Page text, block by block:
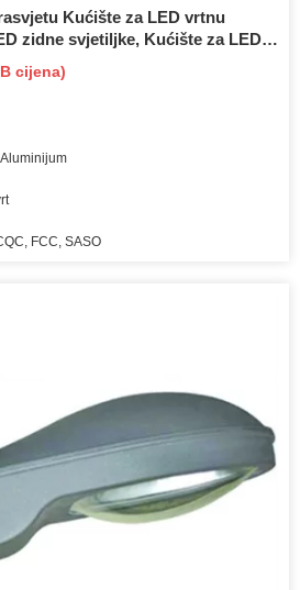
Kućište za LED vrtnu
zidne svjetiljke, Kućište za LED
cijena)
FCC, SASO